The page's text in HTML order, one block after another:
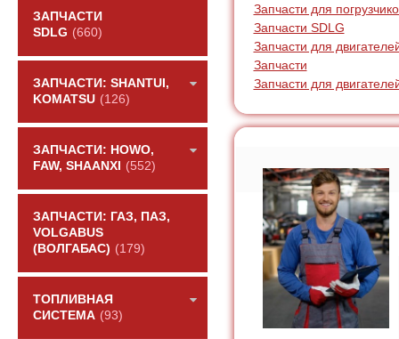
ЗАПЧАСТИ
SDLG (660)
ЗАПЧАСТИ: SHANTUI,
KOMATSU (126)
ЗАПЧАСТИ: HOWO,
FAW, SHAANXI
(552)
ЗАПЧАСТИ: ГАЗ, ПАЗ,
VOLGABUS
(ВОЛГАБАС) (179)
ТОПЛИВНАЯ
СИСТЕМА (93)
Запчасти для
Запчасти SDLG
Запчасти для
Запчасти
Запчасти для